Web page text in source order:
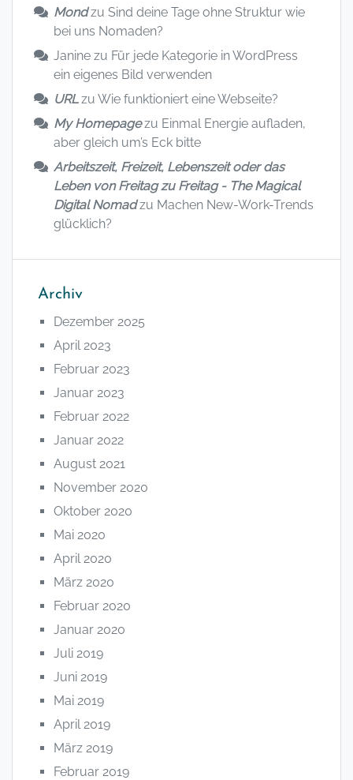
Mondzu Sind deine Tage ohne Struktur wie
bei uns Nomaden?
Janine zu Für jede Kategorie in WordPress
ein eigenes Bild verwenden
URLzu Wie funktioniert eine Webseite?
My Homepagezu Einmal Energie aufladen,
aber gleich um’s Eck bitte
Arbeitszeit, Freizeit, Lebenszeit oder das
Leben von Freitag zu Freitag - The Magical
Digital Nomadzu Machen New-Work-Trends
glücklich?
Archiv
Dezember 2025
April 2023
Februar 2023
Januar 2023
Februar 2022
Januar 2022
August 2021
November 2020
Oktober 2020
Mai 2020
April 2020
März 2020
Februar 2020
Januar 2020
Juli 2019
Juni 2019
Mai 2019
April 2019
März 2019
Februar 2019